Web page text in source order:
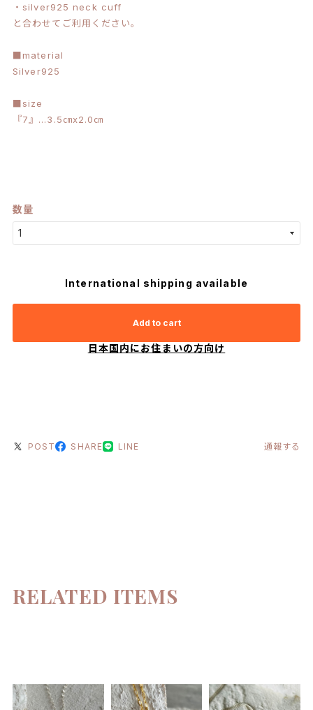
・silver925 neck cuff
と合わせてご利用ください。
■material
Silver925
■size
『7』…3.5㎝x2.0㎝
数量
International shipping available
Add to cart
日本国内にお住まいの方向け
POST SHARE LINE 通報する
RELATED ITEMS